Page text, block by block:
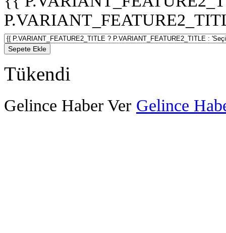
Sepete Ekle
Tükendi
Gelince Haber Ver Gelince